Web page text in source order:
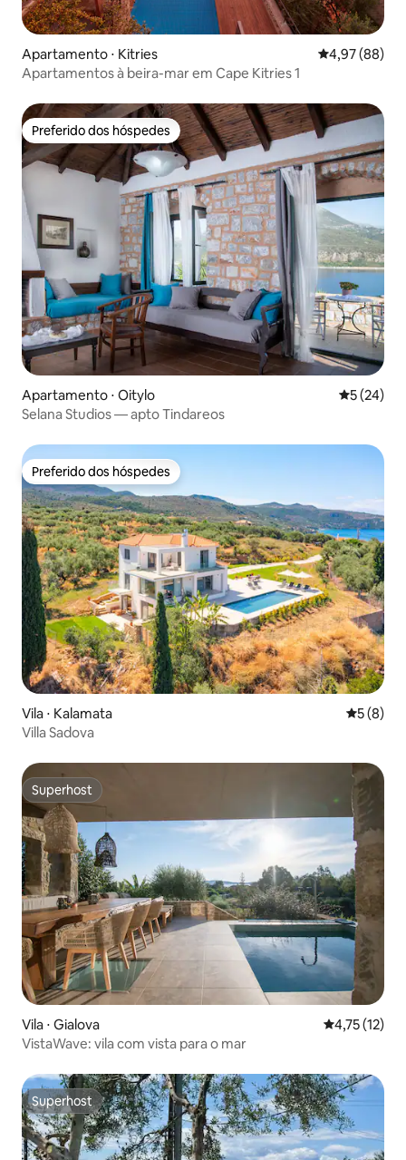
Apartamento ⋅ Kitries 4,97 de uma
4,97 (88)
Apartamentos à beira-mar em Cape Kitries 1
Preferido dos hóspedes
Preferido dos hóspedes
Apartamento ⋅ Oitylo 5 de uma
5 (24)
Selana Studios — apto Tindareos
Preferido dos hóspedes
Preferido dos hóspedes
Vila ⋅ Kalamata 5 de
5 (8)
Villa Sadova
Superhost
Superhost
Vila ⋅ Gialova 4,75 de uma
4,75 (12)
VistaWave: vila com vista para o mar
Superhost
Superhost